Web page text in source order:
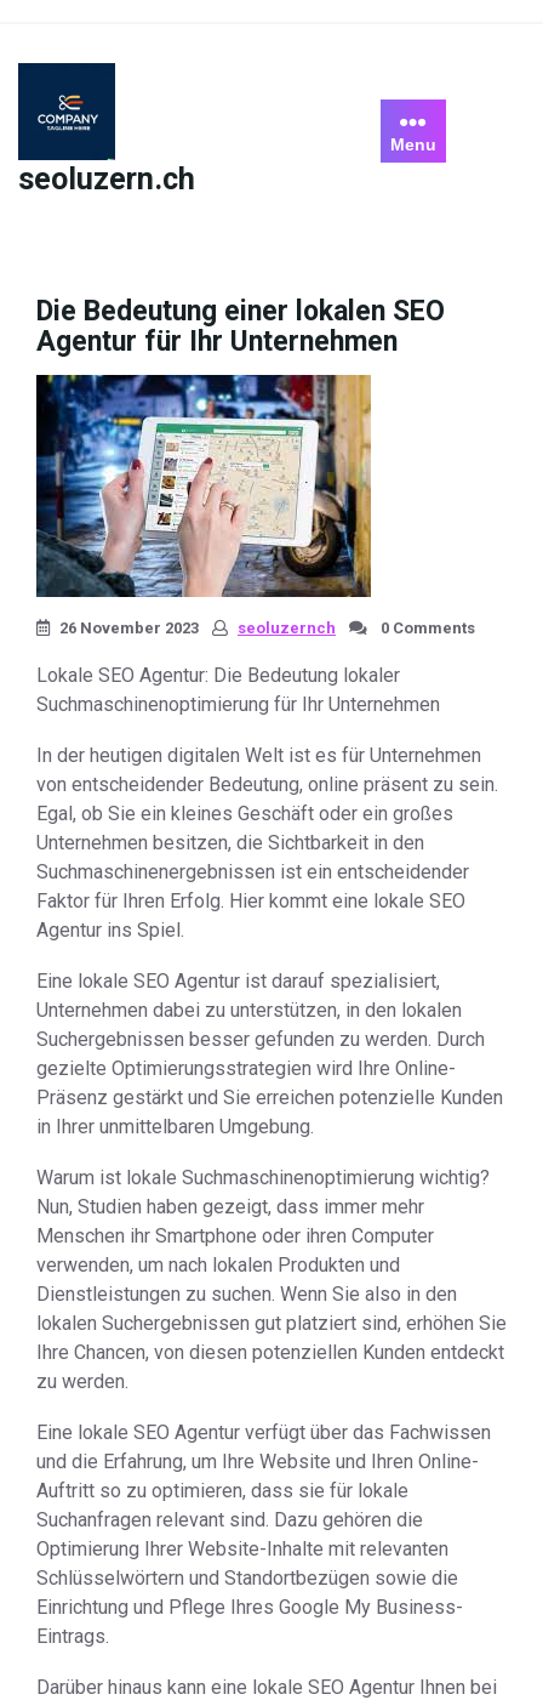
content
seoluzern.ch
Menu
Die Bedeutung einer lokalen SEO
Agentur für Ihr Unternehmen
26 November 2023 seoluzernch 0 Comments
Lokale SEO Agentur: Die Bedeutung lokaler
Suchmaschinenoptimierung für Ihr Unternehmen
In der heutigen digitalen Welt ist es für Unternehmen
von entscheidender Bedeutung, online präsent zu sein.
Egal, ob Sie ein kleines Geschäft oder ein großes
Unternehmen besitzen, die Sichtbarkeit in den
Suchmaschinenergebnissen ist ein entscheidender
Faktor für Ihren Erfolg. Hier kommt eine lokale SEO
Agentur ins Spiel.
Eine lokale SEO Agentur ist darauf spezialisiert,
Unternehmen dabei zu unterstützen, in den lokalen
Suchergebnissen besser gefunden zu werden. Durch
gezielte Optimierungsstrategien wird Ihre Online-
Präsenz gestärkt und Sie erreichen potenzielle Kunden
in Ihrer unmittelbaren Umgebung.
Warum ist lokale Suchmaschinenoptimierung wichtig?
Nun, Studien haben gezeigt, dass immer mehr
Menschen ihr Smartphone oder ihren Computer
verwenden, um nach lokalen Produkten und
Dienstleistungen zu suchen. Wenn Sie also in den
lokalen Suchergebnissen gut platziert sind, erhöhen Sie
Ihre Chancen, von diesen potenziellen Kunden entdeckt
zu werden.
Eine lokale SEO Agentur verfügt über das Fachwissen
und die Erfahrung, um Ihre Website und Ihren Online-
Auftritt so zu optimieren, dass sie für lokale
Suchanfragen relevant sind. Dazu gehören die
Optimierung Ihrer Website-Inhalte mit relevanten
Schlüsselwörtern und Standortbezügen sowie die
Einrichtung und Pflege Ihres Google My Business-
Eintrags.
Darüber hinaus kann eine lokale SEO Agentur Ihnen bei